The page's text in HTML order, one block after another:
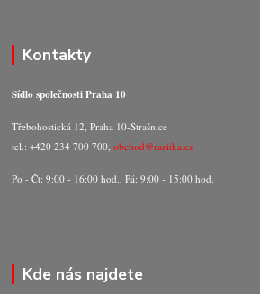
Kontakty
Sídlo společnosti Praha 10
Třebohostická 12, Praha 10-Strašnice
tel.: +420 234 700 700,obchod@razitka.cz
Po - Čt: 9:00 - 16:00 hod., Pá: 9:00 - 15:00 hod.
Kde nás najdete